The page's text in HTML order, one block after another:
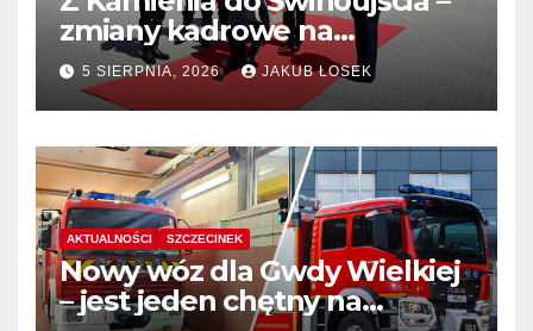
zmiany kadrowe na
stanowiskach komendantów
5 SIERPNIA, 2026 JAKUB ŁOSEK
AKTUALNOŚCI SZCZECINEK
Nowy wóz dla Gwdy Wielkiej
– jest jeden chętny na